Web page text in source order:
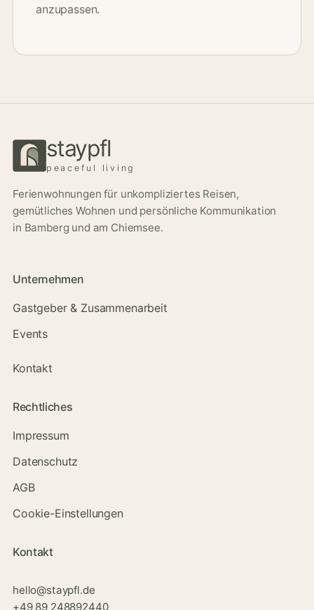
anzupassen.
staypfl
peaceful living
Ferienwohnungen für unkompliziertes Reisen,
gemütliches Wohnen und persönliche Kommunikation
in Bamberg und am Chiemsee.
Unternehmen
Gastgeber & Zusammenarbeit
Events
Kontakt
Rechtliches
Impressum
Datenschutz
AGB
Cookie-Einstellungen
Kontakt
hello@staypfl.de
+49 89 248892440